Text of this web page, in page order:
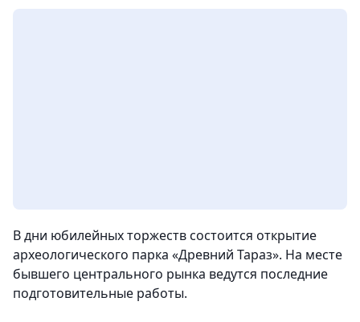
В дни юбилейных торжеств состоится открытие
археологического парка «Древний Тараз». На месте
бывшего центрального рынка ведутся последние
подготовительные работы.